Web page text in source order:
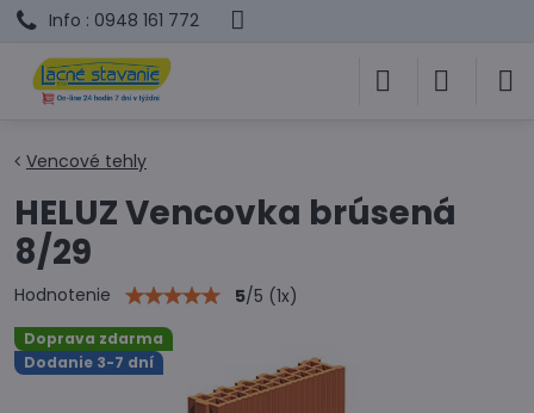
Info : 0948 161 772
Doprava zdarma
Dodanie 3-7 dní
Vencové tehly
HELUZ Vencovka brúsená
8/29
Hodnotenie 5/5 (1x)